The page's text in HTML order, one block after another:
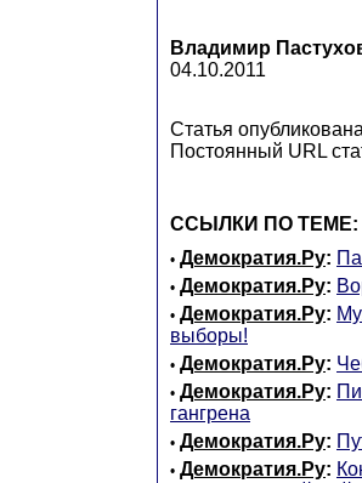
Владимир
04.10.2011
Статья
Постоянный URL
ССЫЛКИ ПО ТЕМЕ:
• Демократия.Ру:
• Демократия.Ру:
• Демократия.Ру:
выборы!
• Демократия.Ру:
• Демократия.Ру:
гангрена
• Демократия.Ру:
• Демократия.Ру: